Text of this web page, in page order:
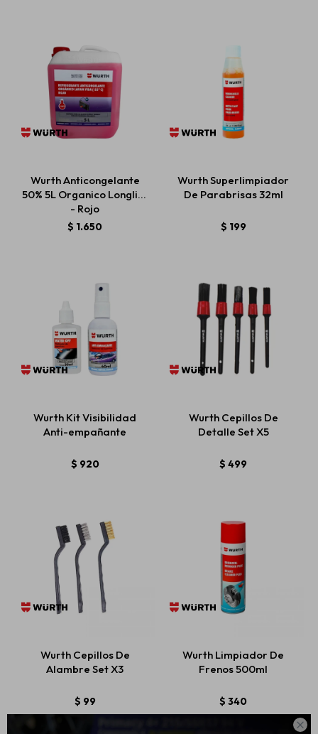

Wurth Anticongelante
50% 5L Organico Longlife
- Rojo
$ 1.650
Wurth Superlimpiador
De Parabrisas 32ml
$ 199
Wurth Kit Visibilidad
Anti-empañante
$ 920
Wurth Cepillos De
Detalle Set X5
$ 499
Wurth Cepillos De
Alambre Set X3
$ 99
Wurth Limpiador De
Frenos 500ml
$ 340